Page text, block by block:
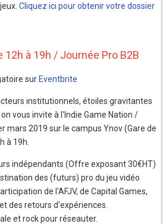
Cliquez ici pour obtenir votre dossier
12h à 19h / Journée Pro B2B
surEventbrite
institutionnels, étoiles gravitantes
vous invite à l'Indie Game Nation /
mars 2019 sur le campus Ynov (Gare de
à 19h.
indépendants (Offre exposant 30€HT)
des (futurs) pro du jeu vidéo
de l'AFJV, de Capital Games,
des retours d'expériences.
et rock pour réseauter.